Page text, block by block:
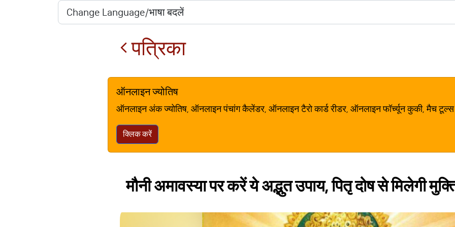
पत्रिका
ऑनलाइन ज्योतिष
ऑनलाइन अंक ज्योतिष, ऑनलाइन पंचांग कैलेंडर, ऑनलाइन टैरो कार्ड रीडर, ऑनलाइन फॉर्च्यून कुकी, मैच टूल्स
क्लिक करें
मौनी अमावस्या पर करें ये अद्भुत उपाय, पितृ दोष से मिलेगी